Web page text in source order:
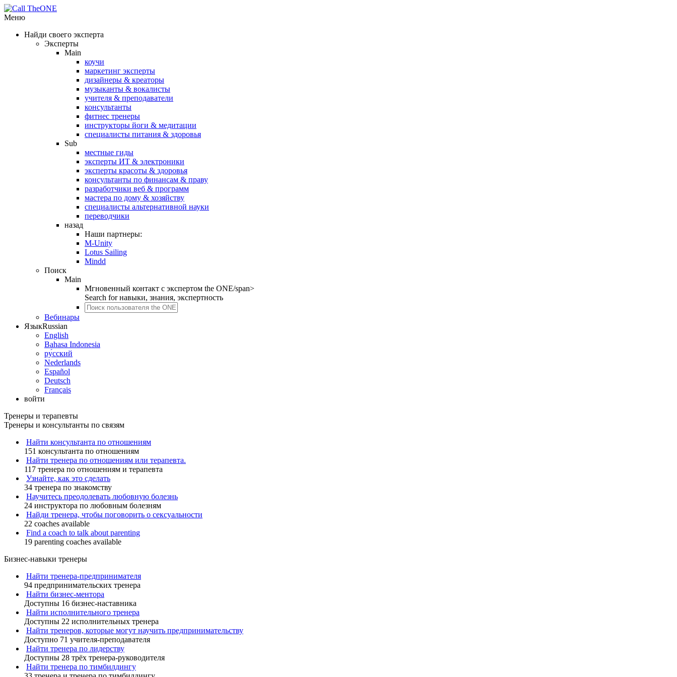
Меню
Найди своего эксперта
Эксперты
Main
коучи
маркетинг эксперты
дизайнеры & креаторы
музыканты & вокалисты
учителя & преподаватели
консультанты
фитнес тренеры
инструкторы йоги & медитации
специалисты питания & здоровья
Sub
местные гиды
эксперты ИТ & электроники
эксперты красоты & здоровья
консультанты по финансам & праву
разработчики веб & программ
мастера по дому & хозяйству
специалисты альтернативной науки
переводчики
назад
Наши партнеры:
M-Unity
Lotus Sailing
Mindd
Поиск
Main
Мгновенный контакт с экспертом the ONE/span>
Search forнавыки, знания, экспертность
Вебинары
ЯзыкRussian
English
Bahasa Indonesia
ру́сский
Nederlands
Español
Deutsch
Français
войти
Тренеры и терапевты
Тренеры и консультанты по связям
Найти консультанта по отношениям
151 консультанта по отношениям
Найти тренера по отношениям или терапевта.
117 тренера по отношениям и терапевта
Узнайте, как это сделать
34 тренера по знакомству
Научитесь преодолевать любовную болезнь
24 инструктора по любовным болезням
Найди тренера, чтобы поговорить о сексуальности
22 coaches available
Find a coach to talk about parenting
19 parenting coaches available
Бизнес-навыки тренеры
Найти тренера-предпринимателя
94 предпринимательских тренера
Найти бизнес-ментора
Доступны 16 бизнес-наставника
Найти исполнительного тренера
Доступны 22 исполнительных тренера
Найти тренеров, которые могут научить предпринимательству
Доступно 71 учителя-преподавателя
Найти тренера по лидерству
Доступны 28 трёх тренера-руководителя
Найти тренера по тимбилдингу